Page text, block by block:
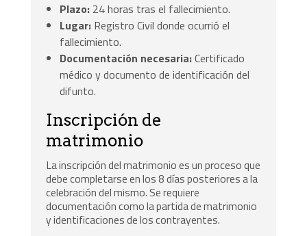
Plazo: 24 horas tras el fallecimiento.
Lugar: Registro Civil donde ocurrió el
fallecimiento.
Documentación necesaria:Certificado
médico y documento de identificación del
difunto.
Inscripción de
matrimonio
La inscripción del matrimonio es un proceso que
debe completarse en los 8 días posteriores a la
celebración del mismo. Se requiere
documentación como la partida de matrimonio
y identificaciones de los contrayentes.